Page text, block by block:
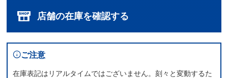
店舗の在庫を確認する
ご注意
在庫表記はリアルタイムではございません。刻々と変動するた